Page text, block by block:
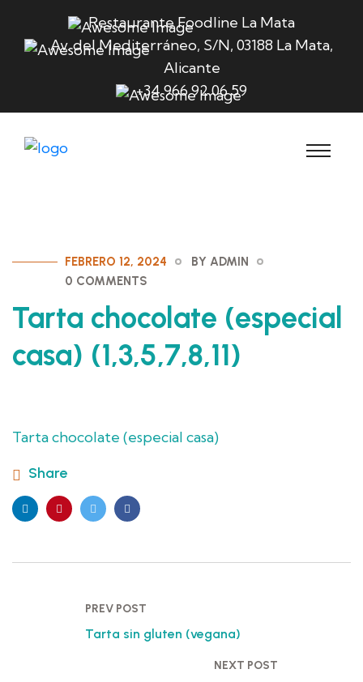
Restaurante Foodline La Mata
Av. del Mediterráneo, S/N, 03188 La Mata,
Alicante
+34 966 92 06 59
FEBRERO 12, 2024
BY ADMIN
0 COMMENTS
Tarta chocolate (especial
casa) (1,3,5,7,8,11)
Tarta chocolate (especial casa)
Share
PREV POST
Tarta sin gluten (vegana)
NEXT POST